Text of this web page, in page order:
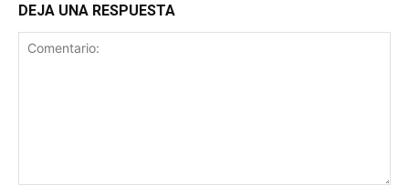
DEJA UNA RESPUESTA